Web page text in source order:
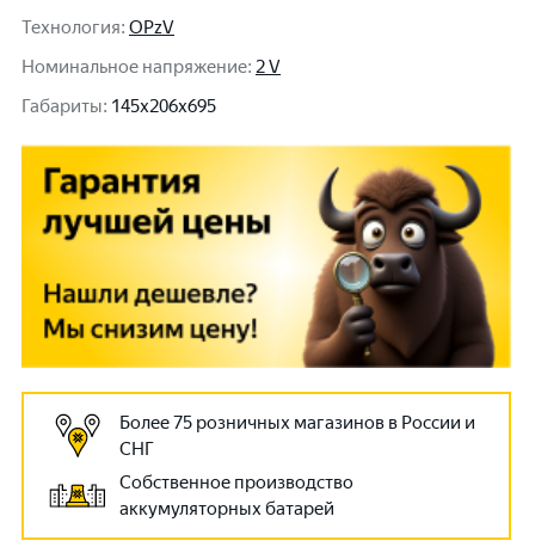
Технология: OPzV
Номинальное напряжение: 2 V
Габариты: 145x206x695
Более 75 розничных магазинов в России и
СНГ
Собственное производство
аккумуляторных батарей